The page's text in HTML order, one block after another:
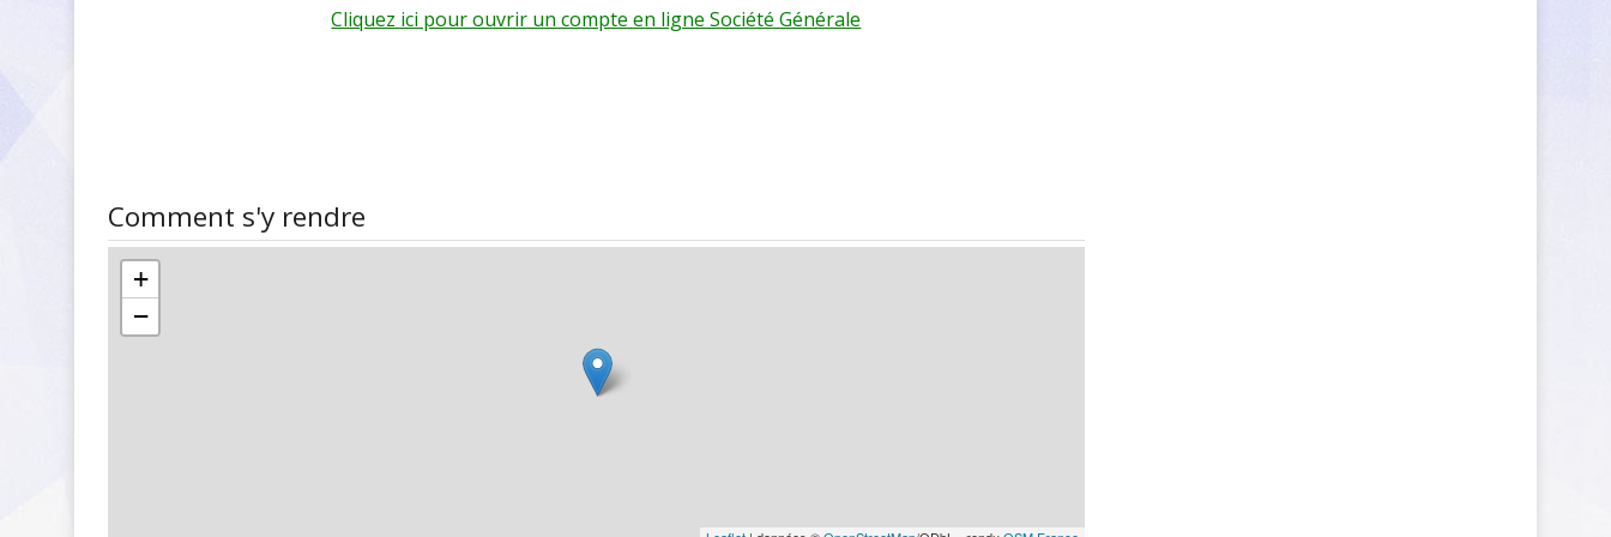
Cliquez ici pour ouvrir un compte en ligne Société Générale
Comment s'y rendre
+
−